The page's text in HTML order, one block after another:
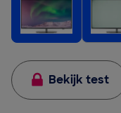
Bekijk test